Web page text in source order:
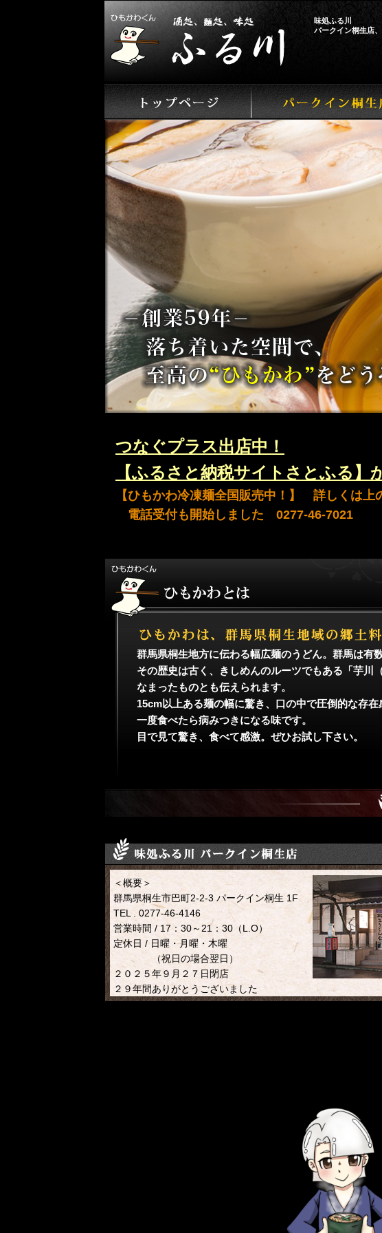
味処ふる川
パークイン桐生店
つなぐプラス出店中！
【ふるさと納税サイトさとふる】
【ひもかわ冷凍麺全国販売中！】 詳しくは上
電話受付も開始しました 0277-46-7021
群馬県桐生地方に伝わる幅広麺のうどん。群馬は有
その歴史は古く、きしめんのルーツでもある「芋川
なまったものとも伝えられます。
15cm以上ある麺の幅に驚き、口の中で圧倒的な存在
一度食べたら病みつきになる味です。
目で見て驚き、食べて感激。ぜひお試し下さい。
＜概要＞
群馬県桐生市巴町2-2-3 パークイン桐生 1F
TEL . 0277-46-4146
営業時間 / 17：30～21：30（L.O）
定休日 / 日曜・月曜・木曜
（祝日の場合翌日）
２０２５年９月２７日閉店
２９年間ありがとうございました